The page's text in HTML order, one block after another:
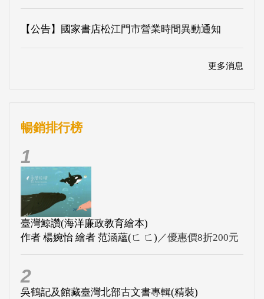
【公告】國家書店松江門市營業時間異動通知
更多消息
暢銷排行榜
1
臺灣鯨讚(海洋廉政教育繪本)
作者 楊婉怡 繪者 范涵蘊(ㄈ ㄈ) ／優惠價8折200元
2
吳鶴記及館藏臺灣北部古文書專輯(精裝)